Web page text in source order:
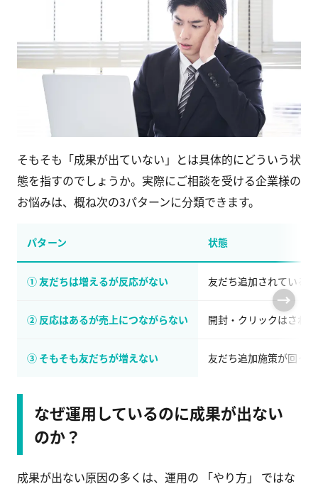
そもそも「成果が出ていない」とは具体的にどういう状
態を指すのでしょうか。実際にご相談を受ける企業様の
お悩みは、概ね次の3パターンに分類できます。
パターン 状態
① 友だちは増えるが反応がない 友だち追加されている
② 反応はあるが売上につながらない 開封・クリックはされ
③ そもそも友だちが増えない 友だち追加施策が回っ
なぜ運用しているのに成果が出ない
のか？
成果が出ない原因の多くは、運用の 「やり方」 ではな